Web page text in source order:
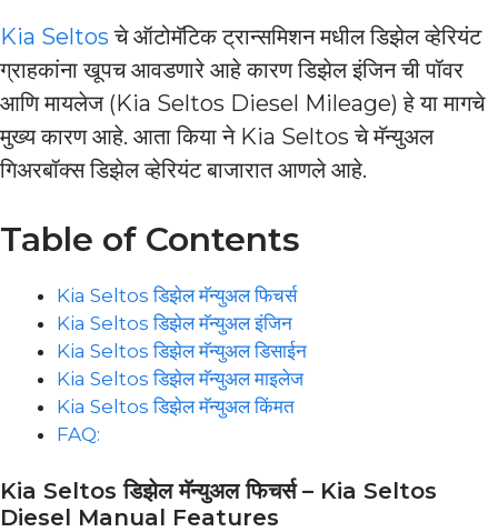
Kia Seltos चे ऑटोमॅटिक ट्रान्समिशन मधील डिझेल व्हेरियंट
ग्राहकांना खूपच आवडणारे आहे कारण डिझेल इंजिन ची पॉवर
आणि मायलेज (Kia Seltos Diesel Mileage) हे या मागचे
मुख्य कारण आहे. आता किया ने Kia Seltos चे मॅन्युअल
गिअरबॉक्स डिझेल व्हेरियंट बाजारात आणले आहे.
Table of Contents
Kia Seltos डिझेल मॅन्युअल फिचर्स
Kia Seltos डिझेल मॅन्युअल इंजिन
Kia Seltos डिझेल मॅन्युअल डिसाईन
Kia Seltos डिझेल मॅन्युअल माइलेज
Kia Seltos डिझेल मॅन्युअल किंमत
FAQ:
Kia Seltos डिझेल मॅन्युअल फिचर्स – Kia Seltos
Diesel Manual Features